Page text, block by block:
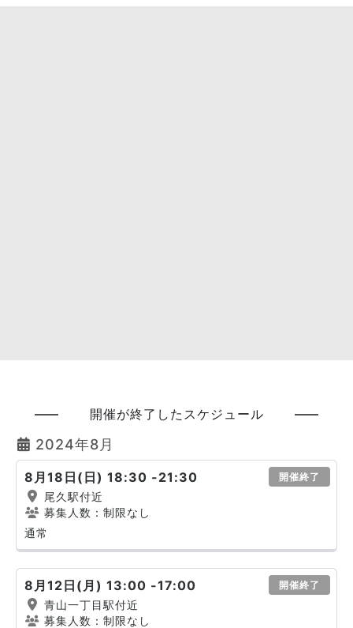
開催が終了したスケジュール
2024年8月
8月18日(日) 18:30 -21:30 開催終了
尾久駅付近
募集人数：制限なし
通常
8月12日(月) 13:00 -17:00 開催終了
青山一丁目駅付近
募集人数：制限なし